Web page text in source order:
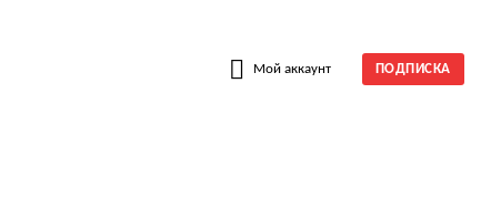
Мой аккаунт ПОДПИСКА